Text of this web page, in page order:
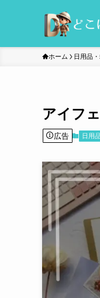
ホーム 日用品
アイフ
広告 日用